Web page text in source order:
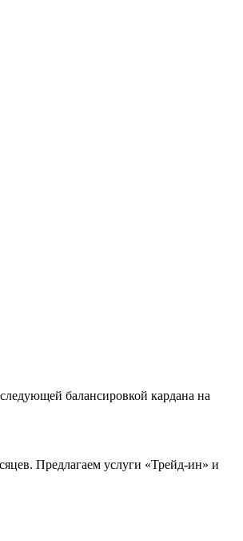
балансировкой кардана на
Предлагаем услуги «Трейд-ин» и